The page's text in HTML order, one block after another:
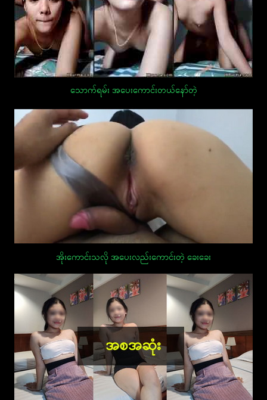
သောက်ရမ်း အပေးကောင်းတယ်နော်တဲ့
အိုးကောင်းသလို အပေးလည်းကောင်းတဲ့ ခေးခေး